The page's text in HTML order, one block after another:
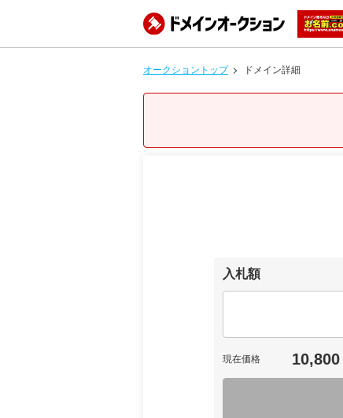
オークショントップ ドメイン詳細
入札額
現在価格 10,800